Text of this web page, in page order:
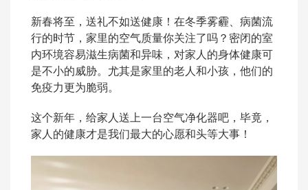
新春将至，送礼不如送健康！在冬季雾霾、病菌流
行的时节，家里的空气质量你关注了吗？密闭的室
内环境容易滋生病菌和异味，对家人的身体健康可
是不小的威胁。尤其是家里的老人和小孩，他们的
免疫力更为脆弱。
这个新年，给家人送上一台空气净化器吧，毕竟，
家人的健康才是我们最大的心愿和头等大事！